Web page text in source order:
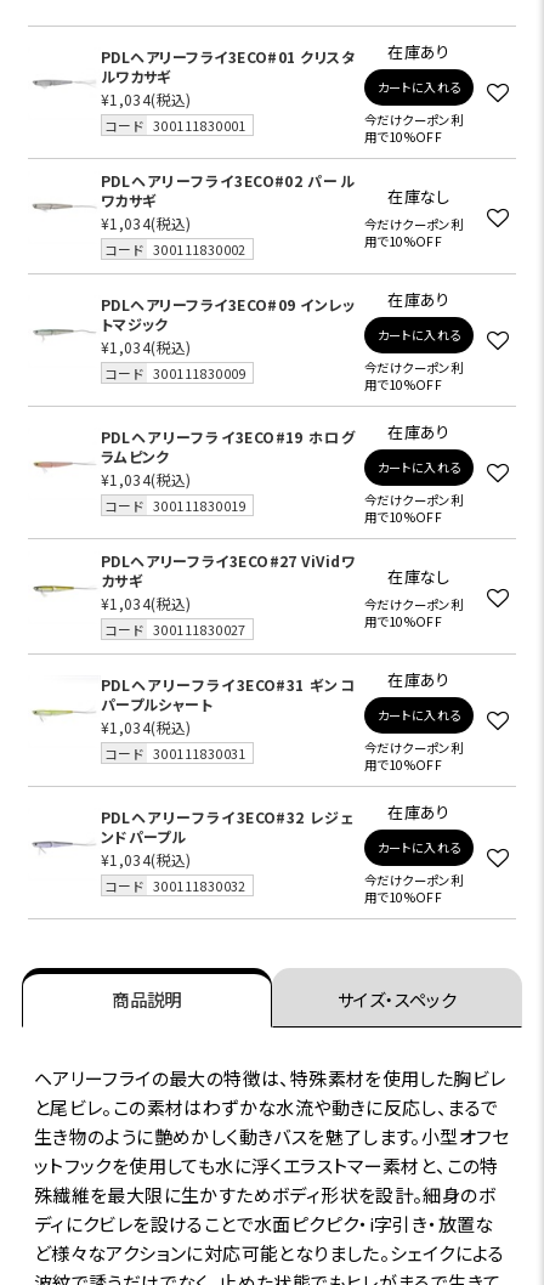
PDLヘアリーフライ3ECO#01 クリスタ
ルワカサギ
¥1,034(税込)
コード 300111830001
在庫あり
カートに入れる
今だけクーポン利
用で10%OFF
PDLヘアリーフライ3ECO#02 パール
ワカサギ
¥1,034(税込)
コード 300111830002
在庫なし
今だけクーポン利
用で10%OFF
PDLヘアリーフライ3ECO#09 インレッ
トマジック
¥1,034(税込)
コード 300111830009
在庫あり
カートに入れる
今だけクーポン利
用で10%OFF
PDLヘアリーフライ3ECO#19 ホログ
ラムピンク
¥1,034(税込)
コード 300111830019
在庫あり
カートに入れる
今だけクーポン利
用で10%OFF
PDLヘアリーフライ3ECO#27 ViVidワ
カサギ
¥1,034(税込)
コード 300111830027
在庫なし
今だけクーポン利
用で10%OFF
PDLヘアリーフライ3ECO#31 ギンコ
パープルシャート
¥1,034(税込)
コード 300111830031
在庫あり
カートに入れる
今だけクーポン利
用で10%OFF
PDLヘアリーフライ3ECO#32 レジェ
ンドパープル
¥1,034(税込)
コード 300111830032
在庫あり
カートに入れる
今だけクーポン利
用で10%OFF
商品説明 サイズ・スペック
ヘアリーフライの最大の特徴は、特殊素材を使用した胸ビレ
と尾ビレ。この素材はわずかな水流や動きに反応し、まるで
生き物のように艶めかしく動きバスを魅了します。小型オフセ
ットフックを使用しても水に浮くエラストマー素材と、この特
殊繊維を最大限に生かすためボディ形状を設計。細身のボ
ディにクビレを設けることで水面ピクピク・i字引き・放置な
ど様々なアクションに対応可能となりました。シェイクによる